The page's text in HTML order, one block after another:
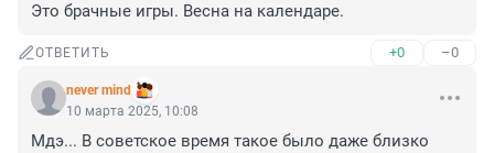
Это брачные игры. Весна на календаре.
ОТВЕТИТЬ +0 –0
never mind
10 марта 2025, 10:08
Мдэ... В советское время такое было даже близко